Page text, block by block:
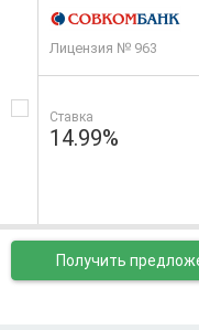
Лицензия № 963
Ставка
14.99%
Получить